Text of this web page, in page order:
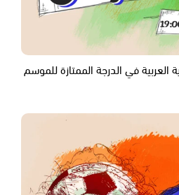
في الدرجة الممتازة للموسم